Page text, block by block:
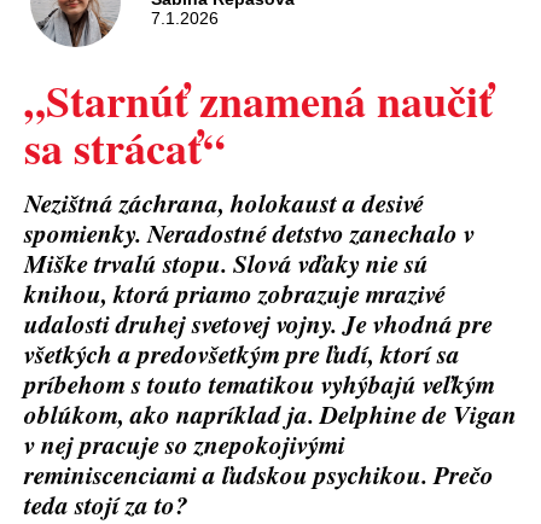
7.1.2026
„Starnúť znamená naučiť
sa strácať“
Nezištná záchrana, holokaust a desivé
spomienky. Neradostné detstvo zanechalo v
Miške trvalú stopu. Slová vďaky nie sú
knihou, ktorá priamo zobrazuje mrazivé
udalosti druhej svetovej vojny. Je vhodná pre
všetkých a predovšetkým pre ľudí, ktorí sa
príbehom s touto tematikou vyhýbajú veľkým
oblúkom, ako napríklad ja. Delphine de Vigan
v nej pracuje so znepokojivými
reminiscenciami a ľudskou psychikou. Prečo
teda stojí za to?